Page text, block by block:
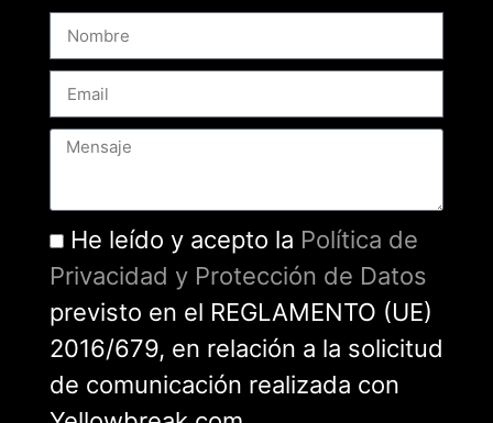
He leído y acepto la Política de
Privacidad y Protección de Datos
previsto en el REGLAMENTO (UE)
2016/679, en relación a la solicitud
de comunicación realizada con